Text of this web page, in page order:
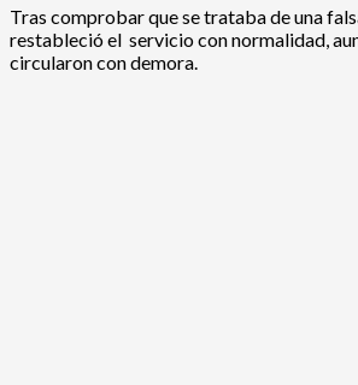
Tras comprobar que se trataba de una
restableció el servicio con normalidad,
circularon con demora.